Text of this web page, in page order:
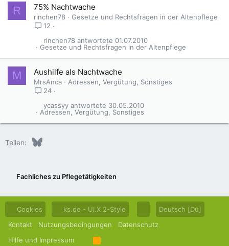
R 75% Nachtwache
rinchen78
Gesetze und Rechtsfragen in der Altenpflege
12
Gesetze und Rechtsfragen in der Altenpflege
01.07.2010
rinchen78
M Aushilfe als Nachtwache
MrsAnca
Adressen, Vergütung, Sonstiges
24
Adressen, Vergütung, Sonstiges
30.05.2010
ycassyy
Teilen: Bluesky
Fachliches zu Pflegetätigkeiten
Cookies ks.de - UI.X 2-Style
Deutsch [Du]
Kontakt
Nutzungsbedingungen
Datenschutz
Hilfe und Impressum
R